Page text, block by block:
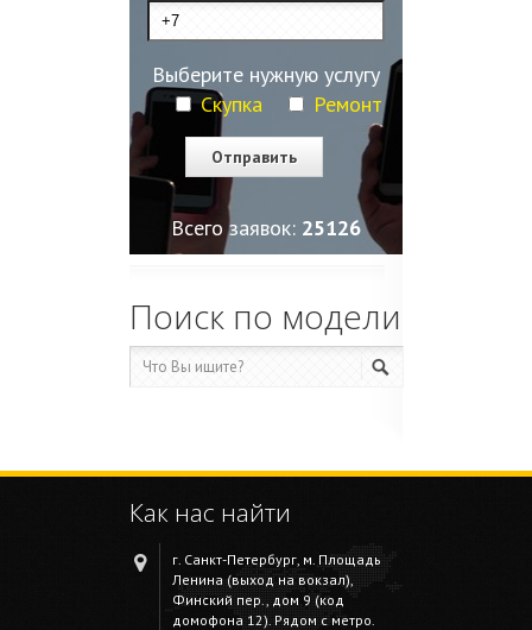
Выберите нужную услугу
Скупка
Ремонт
Всего заявок: 25127
Поиск по модели
Как нас найти
г. Санкт-Петербург, м. Площадь
Ленина (выход на вокзал),
Финский пер., дом 9 (код
домофона 12). Рядом с метро.